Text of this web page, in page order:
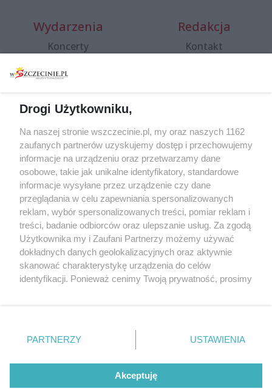
Wydarzenia
Koncerty
Spacery i oprowadzania
targi
Wernisaże
Więcej
Redakcja
Kontakt
Specjalny koncert z okazji
20. urodzin portalu
wSzczecinie.pl
Regulamin konkursów
śniadaniówka "Hej
Szczecin! Jest piątek!"
Partnerzy
Praca Szczecin
© 2026 wSzczecinie.pl
Created by GOD
Drogi Użytkowniku,
Na naszej stronie wszczecinie.pl, my oraz naszych 1162
zaufanych partnerów uzyskujemy dostęp i przechowujemy
informacje na urządzeniu oraz przetwarzamy dane
osobowe, takie jak unikalne identyfikatory, standardowe
informacje wysyłane przez urządzenie czy dane
przeglądania w celu zapewniania spersonalizowanych
reklam, wybór spersonalizowanych treści, pomiar reklam i
treści, badanie odbiorców oraz ulepszanie usług. Za zgodą
Użytkownika my i Zaufani Partnerzy możemy używać
dokładnych danych geolokalizacyjnych oraz aktywnie
skanować charakterystykę urządzenia do celów
identyfikacji. Ponieważ cenimy Twoją prywatność, prosimy
prywatności znajdujący się w lewym dolnym rogu strony
. Niektóre rodzaje przetwarzania danych nie wymagają
takiemu przetwarzaniu. Preferencje będą miały
zastosowania tylko na tej witrynie.
PARTNERZY USTAWIENIA
Akceptuję